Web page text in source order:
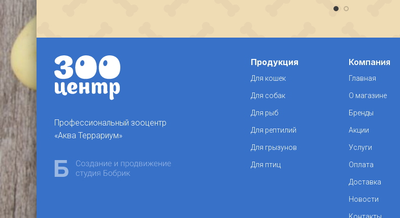
Профессиональный зооцентр
«Аква Террариум»
Продукция
Для кошек
Для собак
Для рыб
Для рептилий
Для грызунов
Для птиц
Компания
Главная
О магазине
Бренды
Акции
Услуги
Оплата
Доставка
Новости